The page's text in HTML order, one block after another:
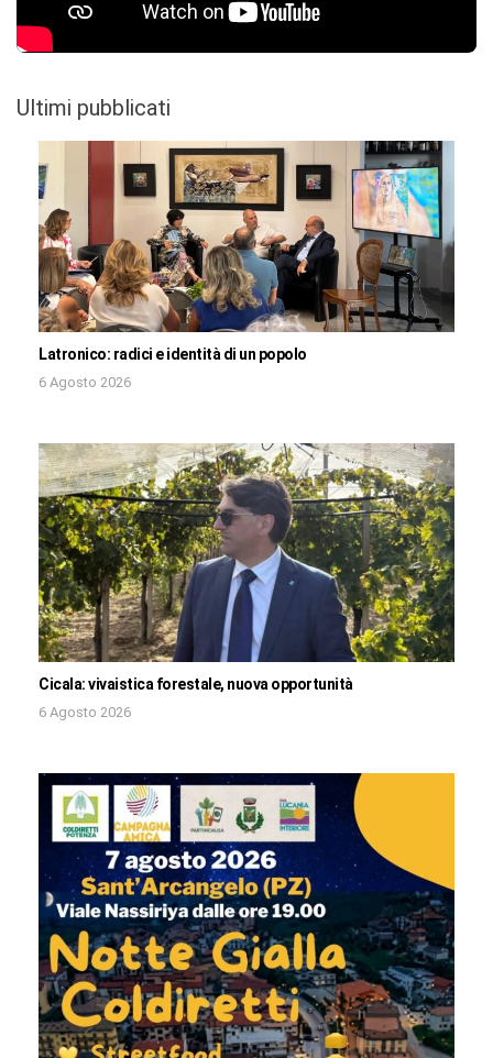
Ultimi pubblicati
Latronico: radici e identità di un popolo
6 Agosto 2026
Cicala: vivaistica forestale, nuova opportunità
6 Agosto 2026